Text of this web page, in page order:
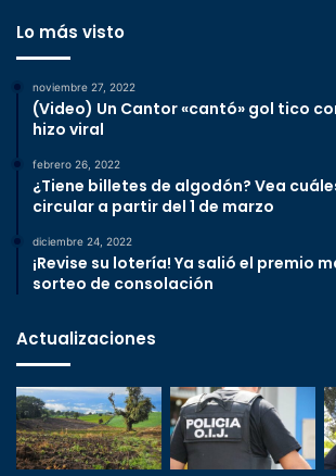
Lo más visto
noviembre 27, 2022
(Video) Un Cantor «cantó» gol tico
hizo viral
febrero 26, 2022
¿Tiene billetes de algodón? Vea
circular a partir del 1 de marzo
diciembre 24, 2022
¡Revise su lotería! Ya salió el premio
sorteo de consolación
Actualizaciones